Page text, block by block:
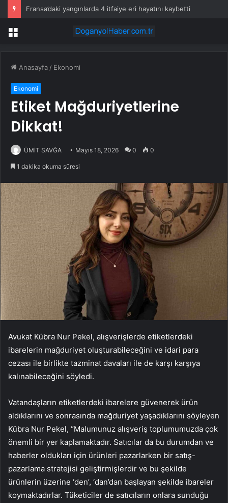
Fransa’daki yangınlarda 4 itfaiye eri hayatını kaybetti
Menü
Anasayfa / Ekonomi
Ekonomi
Etiket Mağduriyetlerine
Dikkat!
ÜMİT SAVĞA Mayıs 18, 2026 0 0
1 dakika okuma süresi
Avukat Kübra Nur Pekel, alışverişlerde etiketlerdeki
ibarelerin mağduriyet oluşturabileceğini ve idari para
cezası ile birlikte tazminat davaları ile de karşı karşıya
kalınabileceğini söyledi.
Vatandaşların etiketlerdeki ibarelere güvenerek ürün
aldıklarını ve sonrasında mağduriyet yaşadıklarını söyleyen
Kübra Nur Pekel, “Malumunuz alışveriş toplumumuzda çok
önemli bir yer kaplamaktadır. Satıcılar da bu durumdan ve
haberler oldukları için ürünleri pazarlarken bir satış-
pazarlama stratejisi geliştirmişlerdir ve bu şekilde
ürünlerin üzerine ‘den’, ‘dan’dan başlayan şekilde ibareler
koymaktadırlar. Tüketiciler de satıcıların onlara sunduğu